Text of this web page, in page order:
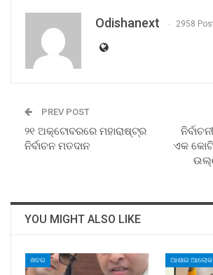
Odishanext 2958
PREV POST
୨୧ ଅକ୍ଟୋବରରେ ମହାରାଷ୍ଟ୍ର
ନିର୍ବାଚନ ମତଦାନ
ଏକ
YOU MIGHT ALSO LIKE
ଖବର ଆଶାର ଆଲୋକ